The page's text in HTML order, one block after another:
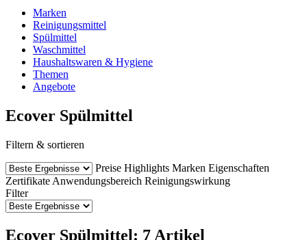
Marken
Reinigungsmittel
Spülmittel
Waschmittel
Haushaltswaren & Hygiene
Themen
Angebote
Ecover Spülmittel
Filtern & sortieren
Preise Highlights Marken Eigenschaften
Zertifikate Anwendungsbereich Reinigungswirkung
Filter
Ecover Spülmittel: 7 Artikel